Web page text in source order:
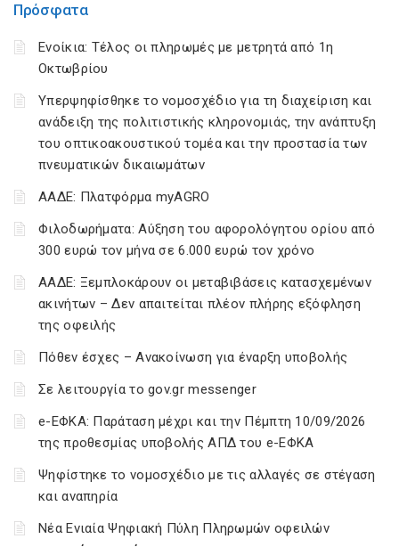
Πρόσφατα
Ενοίκια: Τέλος οι πληρωμές με μετρητά από 1η
Οκτωβρίου
Υπερψηφίσθηκε το νομοσχέδιο για τη διαχείριση και
ανάδειξη της πολιτιστικής κληρονομιάς, την ανάπτυξη
του οπτικοακουστικού τομέα και την προστασία των
πνευματικών δικαιωμάτων
ΑΑΔΕ: Πλατφόρμα myAGRO
Φιλοδωρήματα: Αύξηση του αφορολόγητου ορίου από
300 ευρώ τον μήνα σε 6.000 ευρώ τον χρόνο
ΑΑΔΕ: Ξεμπλοκάρουν οι μεταβιβάσεις κατασχεμένων
ακινήτων – Δεν απαιτείται πλέον πλήρης εξόφληση
της οφειλής
Πόθεν έσχες – Ανακοίνωση για έναρξη υποβολής
Σε λειτουργία το gov.gr messenger
e-ΕΦΚΑ: Παράταση μέχρι και την Πέμπτη 10/09/2026
της προθεσμίας υποβολής ΑΠΔ του e-ΕΦΚΑ
Ψηφίστηκε το νομοσχέδιο με τις αλλαγές σε στέγαση
και αναπηρία
Νέα Ενιαία Ψηφιακή Πύλη Πληρωμών οφειλών